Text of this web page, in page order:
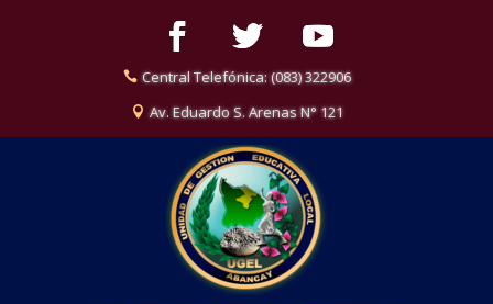
Central Telefónica: (083) 322906
Av. Eduardo S. Arenas N° 121